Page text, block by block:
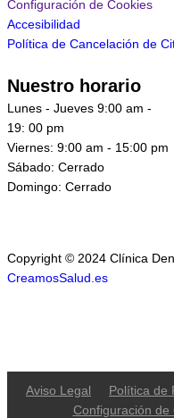
Configuración de Cookies
Accesibilidad
Política de Cancelación de
Nuestro horario
Lunes - Jueves 9:00 am -
19: 00 pm
Viernes: 9:00 am - 15:00 pm
Sábado: Cerrado
Domingo: Cerrado
Copyright © 2024 Clínica
CreamosSalud.es
Aviso Legal Política de
Configuración de